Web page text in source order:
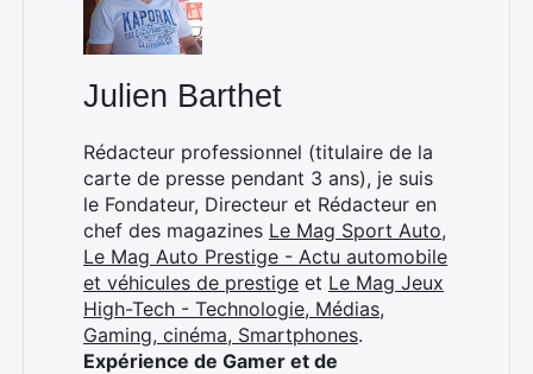
Julien Barthet
Rédacteur professionnel (titulaire de la
carte de presse pendant 3 ans), je suis
le Fondateur, Directeur et Rédacteur en
chef des magazines Le Mag Sport Auto,
Le Mag Auto Prestige - Actu automobile
et véhicules de prestige et Le Mag Jeux
High-Tech - Technologie, Médias,
Gaming, cinéma, Smartphones.
Expérience de Gamer et de